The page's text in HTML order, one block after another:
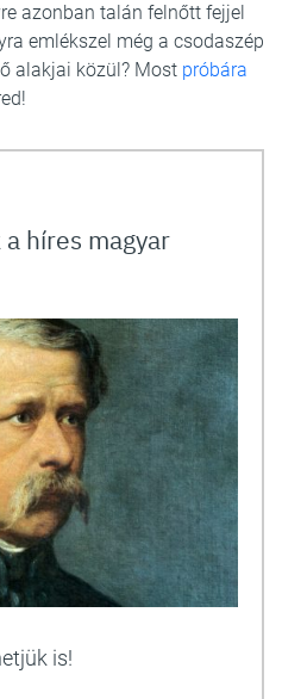
azonban talán felnőtt fejjel
emlékszel még a csodaszép
alakjai közül? Most próbára
híres magyar
is!